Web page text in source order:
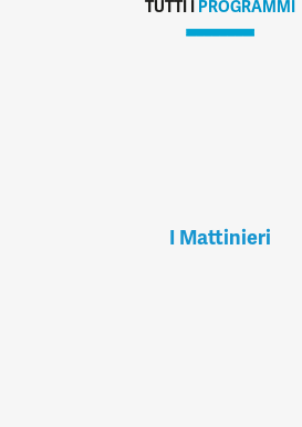
TUTTI I PROGRAMMI
I Mattinieri